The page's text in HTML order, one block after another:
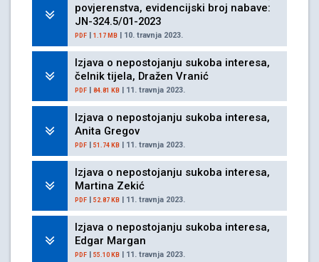
povjerenstva, evidencijski broj nabave:
JN-324.5/01-2023
PDF | 1.17 MB | 10. travnja 2023.
Izjava o nepostojanju sukoba interesa,
čelnik tijela, Dražen Vranić
PDF | 84.81 KB | 11. travnja 2023.
Izjava o nepostojanju sukoba interesa,
Anita Gregov
PDF | 51.74 KB | 11. travnja 2023.
Izjava o nepostojanju sukoba interesa,
Martina Zekić
PDF | 52.87 KB | 11. travnja 2023.
Izjava o nepostojanju sukoba interesa,
Edgar Margan
PDF | 55.10 KB | 11. travnja 2023.